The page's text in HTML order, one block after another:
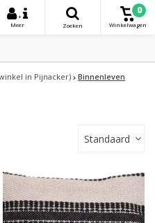
+
Meer
Zoeken
0
Winkelwagen
in Pijnacker) Binnenleven
Standaard